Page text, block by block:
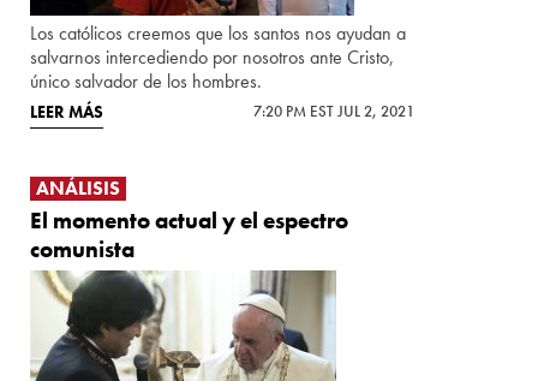
Los católicos creemos que los santos nos ayudan a
salvarnos intercediendo por nosotros ante Cristo,
único salvador de los hombres.
LEER MÁS 7:20 PM EST JUL 2, 2021
ANÁLISIS
El momento actual y el espectro
comunista